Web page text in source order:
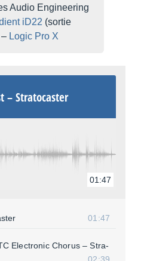
Audio Engi­nee­ring
iD22 (sortie
Logic Pro X
– Stra­to­cas­ter
01:47
01:47
Elec­tro­nic Chorus – Stra­